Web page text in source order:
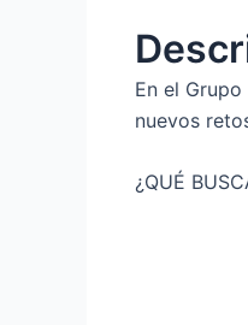
En el
nuevos
¿QUÉ